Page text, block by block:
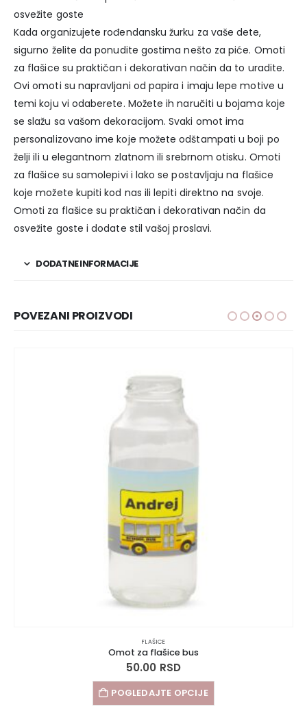
osvežite goste
Kada organizujete rođendansku žurku za vaše dete,
sigurno želite da ponudite gostima nešto za piće. Omoti
za flašice su praktičan i dekorativan način da to uradite.
Ovi omoti su napravljani od papira i imaju lepe motive u
temi koju vi odaberete. Možete ih naručiti u bojama koje
se slažu sa vašom dekoracijom. Svaki omot ima
personalizovano ime koje možete odštampati u boji po
želji ili u elegantnom zlatnom ili srebrnom otisku. Omoti
za flašice su samolepivi i lako se postavljaju na flašice
koje možete kupiti kod nas ili lepiti direktno na svoje.
Omoti za flašice su praktičan i dekorativan način da
osvežite goste i dodate stil vašoj proslavi.
DODATNE INFORMACIJE
POVEZANI PROIZVODI
FLAŠICE
Omot za flašice bus
50.00 RSD
POGLEDAJTE OPCIJE